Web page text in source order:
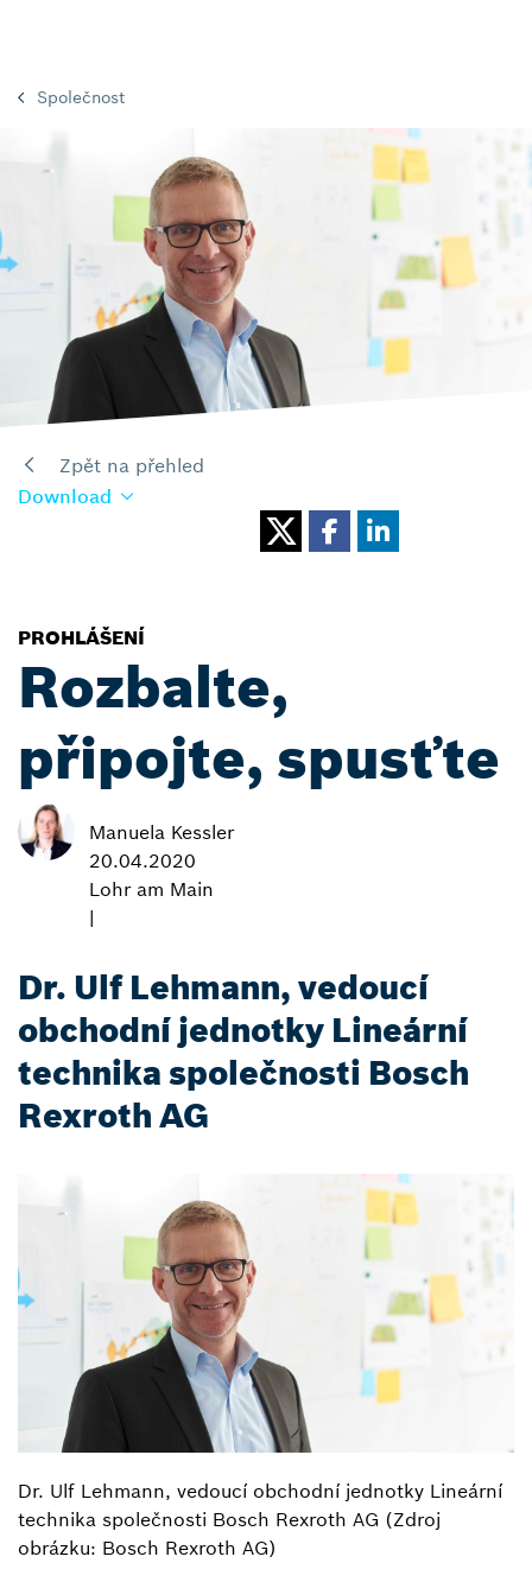
Společnost
Zpět na přehled
Download
PROHLÁŠENÍ
Rozbalte,
připojte, spusťte
Manuela Kessler
20.04.2020
Lohr am Main
|
Dr. Ulf Lehmann, vedoucí
obchodní jednotky Lineární
technika společnosti Bosch
Rexroth AG
Dr. Ulf Lehmann, vedoucí obchodní jednotky Lineární
technika společnosti Bosch Rexroth AG (Zdroj
obrázku: Bosch Rexroth AG)